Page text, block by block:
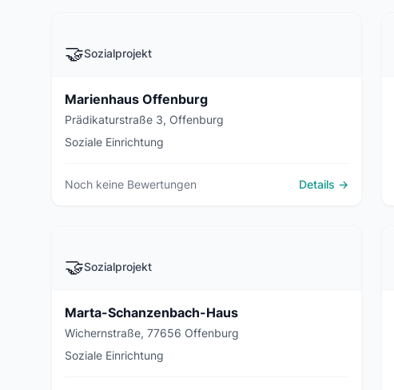
🤝Sozialprojekt
Marienhaus Offenburg
Prädikaturstraße 3, Offenburg
Soziale Einrichtung
Noch keine Bewertungen Details →
🤝Sozialprojekt
Marta-Schanzenbach-Haus
Wichernstraße, 77656 Offenburg
Soziale Einrichtung